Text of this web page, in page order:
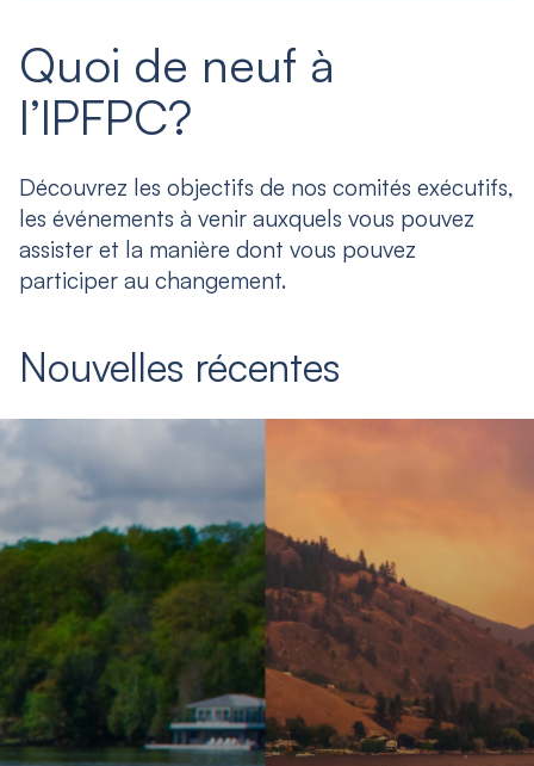
Quoi de neuf à
l’IPFPC?
Découvrez les objectifs de nos comités exécutifs,
les événements à venir auxquels vous pouvez
assister et la manière dont vous pouvez
participer au changement.
Nouvelles récentes